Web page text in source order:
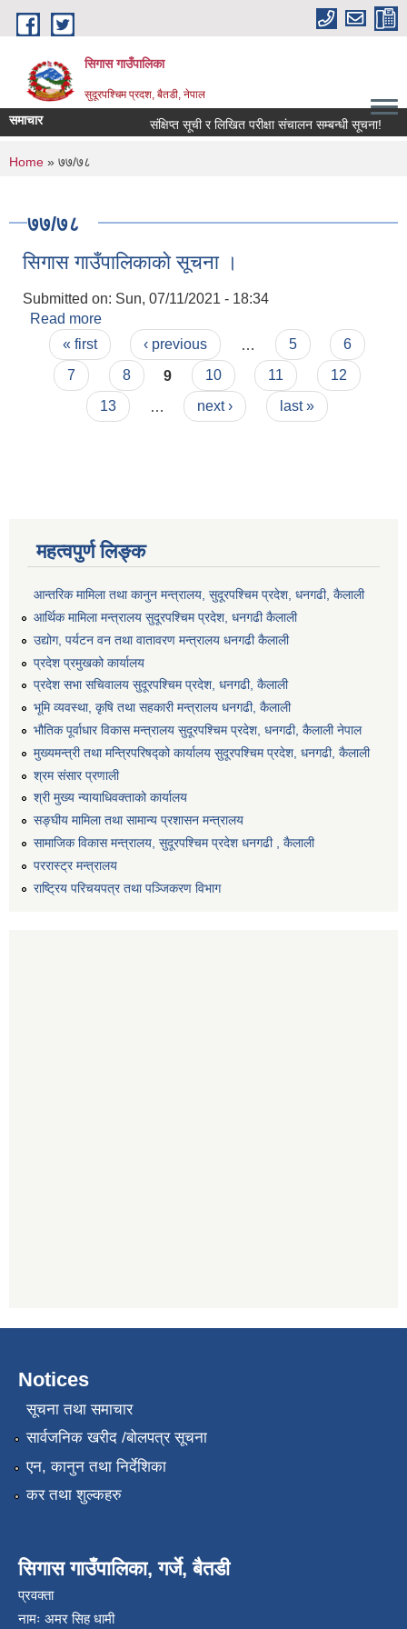
Skip to main content
सिगास गाउँपालिका
सुदूरपश्चिम प्रदश, बैतडी, नेपाल
समाचार संक्षिप्त सूची र लिखित परीक्षा संचालन सम्बन्धी सूचना!
You are here
Home » ७७/७८
७७/७८
सिगास गाउँपालिकाकाे सूचना ।
Submitted on: Sun, 07/11/2021 - 18:34
Read more
Pages
« first ‹ previous 5
6
7
8 9 10 11
12
13
next › last »
महत्वपुर्ण लिङ्क
आन्तरिक मामिला तथा कानुन मन्त्रालय, सुदूरपश्चिम प्रदेश, धनगढी, कैलाली
आर्थिक मामिला मन्त्रालय सुदूरपश्चिम प्रदेश, धनगढी कैलाली
उद्योग, पर्यटन वन तथा वातावरण मन्त्रालय धनगढी कैलाली
प्रदेश प्रमुखको कार्यालय
प्रदेश सभा सचिवालय सुदूरपश्‍चिम प्रदेश, धनगढी, कैलाली
भूमि व्यवस्था, कृषि तथा सहकारी मन्त्रालय धनगढी, कैलाली
भौतिक पूर्वाधार विकास मन्त्रालय सुदूरपश्चिम प्रदेश, धनगढी, कैलाली नेपाल
मुख्यमन्त्री तथा मन्त्रिपरिषद्को कार्यालय सुदूरपश्चिम प्रदेश, धनगढी, कैलाली
श्रम संसार प्रणाली
श्री मुख्य न्यायाधिवक्ताको कार्यालय
सङ्‍घीय मामिला तथा सामान्य प्रशासन मन्त्रालय
सामाजिक विकास मन्त्रालय, सुदूरपश्चिम प्रदेश धनगढी , कैलाली
पररास्ट्र मन्त्रालय
राष्ट्रिय परिचयपत्र तथा पञ्जिकरण विभाग
Notices
सूचना तथा समाचार
सार्वजनिक खरीद /बोलपत्र सूचना
एन, कानुन तथा निर्देशिका
कर तथा शुल्कहरु
सिगास गाउँपालिका, गर्जे, बैतडी
प्रवक्ता
नामः अमर सिह धामी